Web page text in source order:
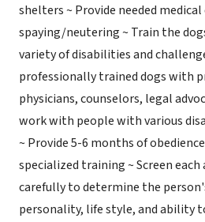
shelters ~ Provide needed medical
spaying/neutering ~ Train the
variety of disabilities and
professionally trained dogs with
physicians, counselors, legal
work with people with various
~ Provide 5-6 months of
specialized training ~ Screen
carefully to determine the
personality, life style, and ability